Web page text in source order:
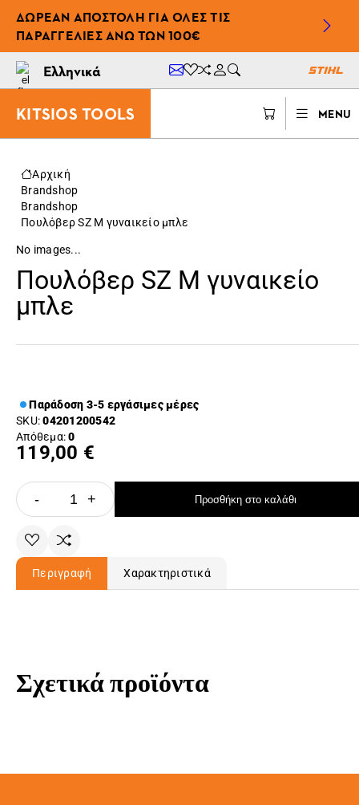
ΔΩΡΕΆΝ ΑΠΟΣΤΟΛΉ ΓΙΑ ΌΛΕΣ ΤΙΣ
ΠΑΡΑΓΓΕΛΊΕΣ ΆΝΩ ΤΩΝ 100€
Ελληνικά
KITSIOS TOOLS MENU
Αρχική
Brandshop
Brandshop
Πουλόβερ SZ M γυναικείο μπλε
No images...
Πουλόβερ SZ M γυναικείο
μπλε
Παράδοση 3-5 εργάσιμες μέρες
SKU:04201200542
Απόθεμα:0
119,00 €
- + Προσθήκη στο καλάθι
Περιγραφή Χαρακτηριστικά
Σχετικά προϊόντα